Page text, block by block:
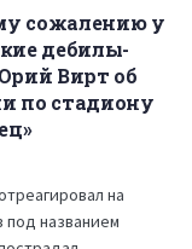
сожалению у
дебилы-
Вирт об
по стадиону
на
названием